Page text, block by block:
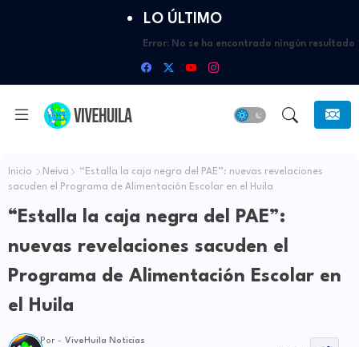
LO ÚLTIMO
Error: No se ha encontrado ningún resultado
Inicio Neiva
“Estalla la caja negra del PAE”: nuevas revelaciones
sacuden el Programa de Alimentación Escolar en el Huila
“Estalla la caja negra del PAE”:
nuevas revelaciones sacuden el
Programa de Alimentación Escolar en
el Huila
Por - ViveHuila Noticias